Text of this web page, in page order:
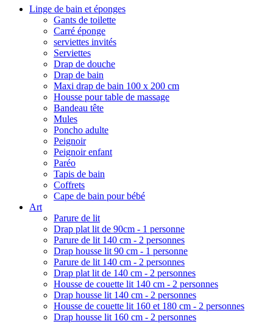
Linge de bain et éponges
Gants de toilette
Carré éponge
serviettes invités
Serviettes
Drap de douche
Drap de bain
Maxi drap de bain 100 x 200 cm
Housse pour table de massage
Bandeau tête
Mules
Poncho adulte
Peignoir
Peignoir enfant
Paréo
Tapis de bain
Coffrets
Cape de bain pour bébé
Art
Parure de lit
Drap plat lit de 90cm - 1 personne
Parure de lit 140 cm - 2 personnes
Drap housse lit 90 cm - 1 personne
Parure de lit 140 cm - 2 personnes
Drap plat lit de 140 cm - 2 personnes
Housse de couette lit 140 cm - 2 personnes
Drap housse lit 140 cm - 2 personnes
Housse de couette lit 160 et 180 cm - 2 personnes
Drap housse lit 160 cm - 2 personnes